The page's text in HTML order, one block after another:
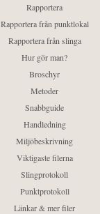
Rapportera
Rapportera från punktlokal
Rapportera från slinga
Hur gör man?
Broschyr
Metoder
Snabbguide
Handledning
Miljöbeskrivning
Viktigaste filerna
Slingprotokoll
Punktprotokoll
Länkar & mer filer